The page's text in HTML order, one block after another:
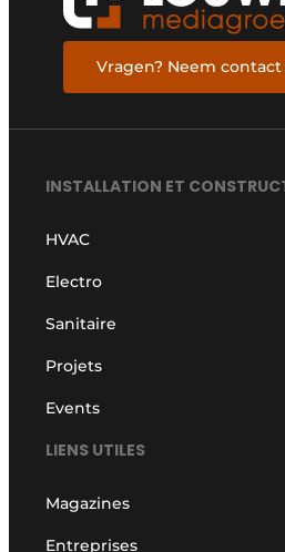
Vragen? Neem contact
INSTALLATION ET
HVAC
Electro
Sanitaire
Projets
Events
LIENS UTILES
Magazines
Entreprises